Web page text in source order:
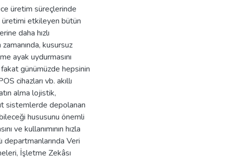
üretim süreçlerinde
etkileyen bütün
daha hızlı
kusursuz
ayak uydurmasını
fakat günümüzde hepsinin
cihazları vb. akıllı
alma lojistik,
sistemlerde depolanan
hususunu önemli
ve kullanımının hızla
departmanlarında Veri
İşletme Zekâsı